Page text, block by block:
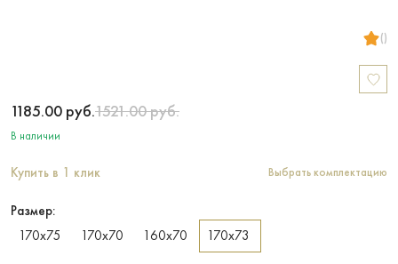
()
1185.00 руб.1521.00руб.
В наличии
Купить в 1 клик Выбрать комплектацию
Размер:
170х75
170х70 160х70 170х73